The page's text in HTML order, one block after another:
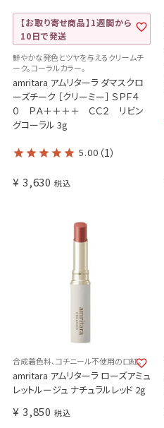
【お取り寄せ商品】1週間から
10日で発送
鮮やかな発色とツヤを与えるクリームチ
ーク。コーラルカラー。
amritara アムリターラ ダマスクロ
ーズチーク ［クリーミー］ ＳＰＦ４
０ ＰＡ＋＋＋＋ ＣＣ２ リビン
グコーラル 3g
5.00 （1）
¥ 3,630 税込
合成着色料、コチニール不使用の口紅。
amritara アムリターラ ローズアミュ
レットルージュ ナチュラルレッド 2g
¥ 3,850 税込